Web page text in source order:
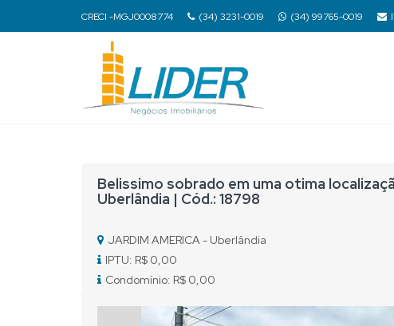
CRECI -MGJ0008774 (34) 3231-0019 (34) 99765-0019
Belissimo sobrado em uma otima
Uberlândia | Cód.: 18798
JARDIM AMERICA - Uberlândia
IPTU: R$ 0,00
Condomínio: R$ 0,00